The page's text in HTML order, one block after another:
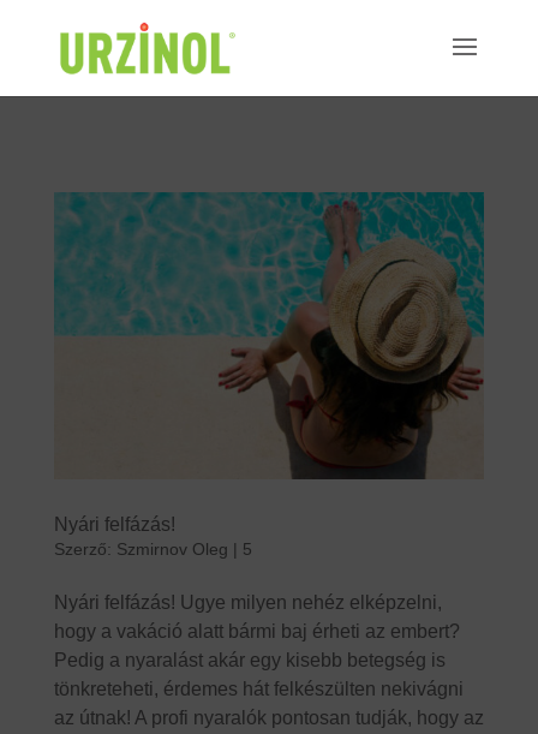
Nyári felfázás!
Szerző: Szmirnov Oleg | 5
Nyári felfázás! Ugye milyen nehéz elképzelni,
hogy a vakáció alatt bármi baj érheti az embert?
Pedig a nyaralást akár egy kisebb betegség is
tönkreteheti, érdemes hát felkészülten nekivágni
az útnak! A profi nyaralók pontosan tudják, hogy az